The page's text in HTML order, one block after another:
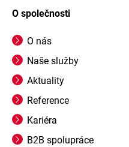
O společnosti
O nás
Naše služby
Aktuality
Reference
Kariéra
B2B spolupráce